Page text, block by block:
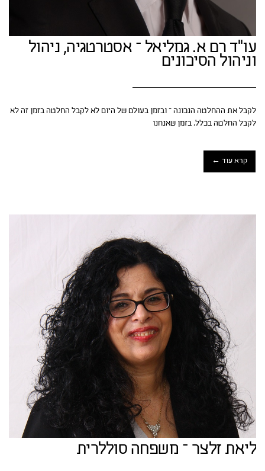
עו"ד רם א. גמליאל – אסטרטגיה, ניהול
וניהול הסיכונים
לקבל את ההחלטה הנכונה – ובזמן בעולם של היום לא לקבל החלטה בזמן זה לא
לקבל החלטה בכלל. בזמן שאנחנו
קרא עוד ←
ליאת זלצר – משפחה סוללרית